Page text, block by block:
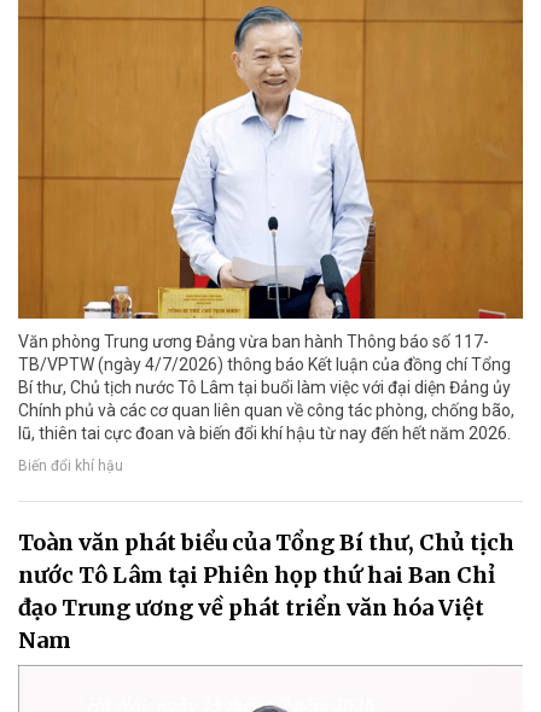
Văn phòng Trung ương Đảng vừa ban hành Thông báo số 117-
TB/VPTW (ngày 4/7/2026) thông báo Kết luận của đồng chí Tổng
Bí thư, Chủ tịch nước Tô Lâm tại buổi làm việc với đại diện Đảng ủy
Chính phủ và các cơ quan liên quan về công tác phòng, chống bão,
lũ, thiên tai cực đoan và biến đổi khí hậu từ nay đến hết năm 2026.
Biến đổi khí hậu
Toàn văn phát biểu của Tổng Bí thư, Chủ tịch
nước Tô Lâm tại Phiên họp thứ hai Ban Chỉ
đạo Trung ương về phát triển văn hóa Việt
Nam